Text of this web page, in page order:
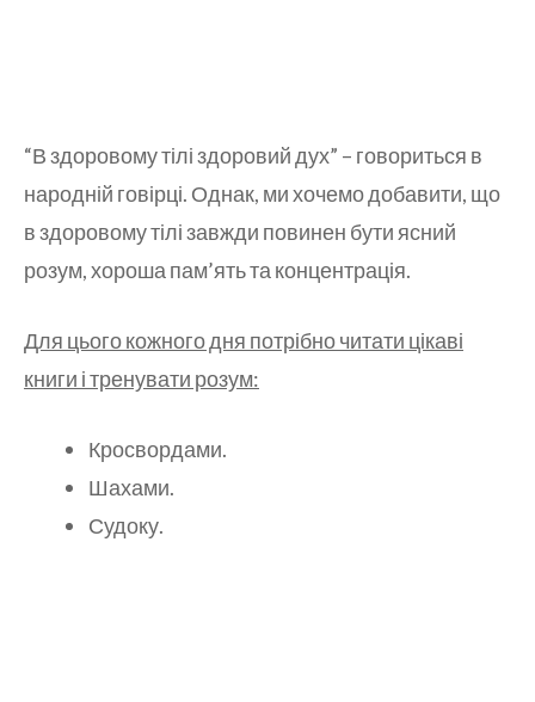
“В здоровому тілі здоровий дух” – говориться в
народній говірці. Однак, ми хочемо добавити, що
в здоровому тілі завжди повинен бути ясний
розум, хороша пам’ять та концентрація.
Для цього кожного дня потрібно читати цікаві
книги і тренувати розум:
Кросвордами.
Шахами.
Судоку.